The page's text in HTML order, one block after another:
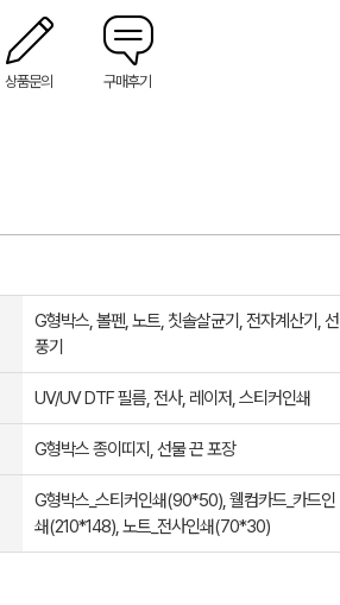
상품문의 구매후기
G형박스, 볼펜, 노트, 칫솔살균기, 전자계산기, 선
풍기
UV/UV DTF 필름, 전사, 레이저, 스티커인쇄
G형박스 종이띠지, 선물 끈 포장
G형박스_스티커인쇄(90*50), 웰컴카드_카드인
쇄(210*148), 노트_전사인쇄(70*30)